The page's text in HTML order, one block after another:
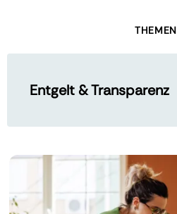
THEMEN
Entgelt & Transparenz